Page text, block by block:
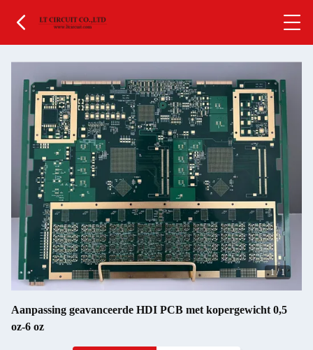
1/1
Aanpassing geavanceerde HDI PCB met kopergewicht 0,5
oz-6 oz